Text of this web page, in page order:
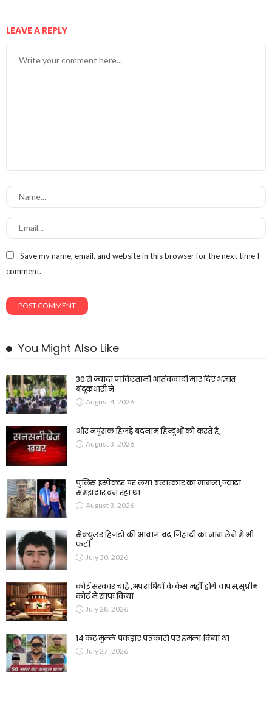
LEAVE A REPLY
Save my name, email, and website in this browser for the next time I
comment.
You Might Also Like
30 से ज्यादा पाकिस्तानी आतंकवादी मार दिए अज्ञात
बंदूकधारी ने
August 4, 2026
और नपुंसक हिजड़े बदनाम हिन्दुओं को करते है,
August 3, 2026
पुलिस इंस्पेक्टर पर लगा बलात्कार का मामला,ज्यादा
समझदार बन रहा था
August 3, 2026
सेक्युलर हिजड़ों की आवाज बंद,जिहादी का नाम लेने में भी
फटी
July 30, 2026
कोई सरकार चाहे ,अपराधियों के केस नहीं होंगे वापस,सुप्रीम
कोर्ट ने साफ किया
July 28, 2026
14 कट मुल्ले पकड़ाए पत्रकारों पर हमला किया था
July 27, 2026